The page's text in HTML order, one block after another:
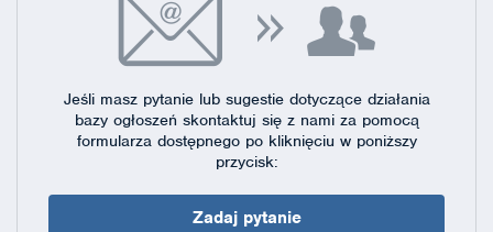
Jeśli masz pytanie lub sugestie dotyczące działania
bazy ogłoszeń skontaktuj się z nami za pomocą
formularza dostępnegopo kliknięciu w poniższy
przycisk:
Zadaj pytanie